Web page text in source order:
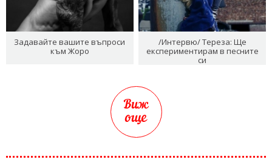
Задавайте вашите въпроси
към Жоро
/Интервю/ Тереза: Ще
експериментирам в песните
си
Виж
още